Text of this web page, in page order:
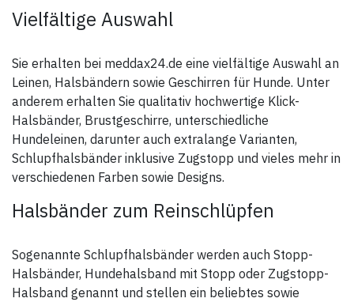
Vielfältige Auswahl
Sie erhalten bei meddax24.de eine vielfältige Auswahl an
Leinen, Halsbändern sowie Geschirren für Hunde. Unter
anderem erhalten Sie qualitativ hochwertige Klick-
Halsbänder, Brustgeschirre, unterschiedliche
Hundeleinen, darunter auch extralange Varianten,
Schlupfhalsbänder inklusive Zugstopp und vieles mehr in
verschiedenen Farben sowie Designs.
Halsbänder zum Reinschlüpfen
Sogenannte Schlupfhalsbänder werden auch Stopp-
Halsbänder, Hundehalsband mit Stopp oder Zugstopp-
Halsband genannt und stellen ein beliebtes sowie